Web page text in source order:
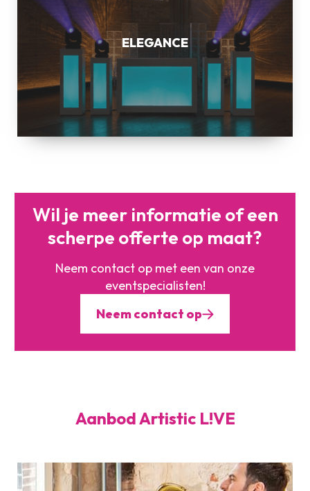
ELEGANCE
Wil je meer informatie ofeen
scherpe offerte op maat?
Neem contact op met een van onze
eventspecialisten!
Neem contact op
Aanbod Artistic L!VE